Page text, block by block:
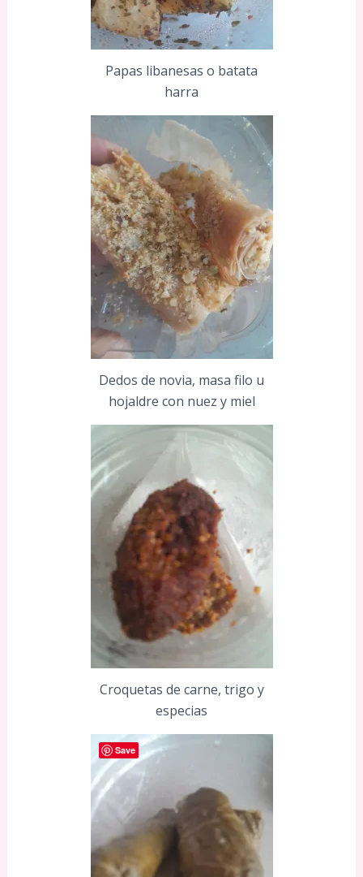
Papas libanesas o batata
harra
Dedos de novia, masa filo u
hojaldre con nuez y miel
Croquetas de carne, trigo y
especias
Save